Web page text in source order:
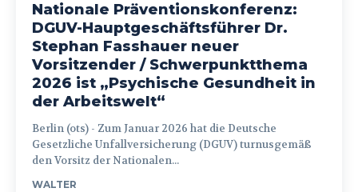
Nationale Präventionskonferenz:
DGUV-Hauptgeschäftsführer Dr.
Stephan Fasshauer neuer
Vorsitzender / Schwerpunktthema
2026 ist „Psychische Gesundheit in
der Arbeitswelt“
Berlin (ots) - Zum Januar 2026 hat die Deutsche
Gesetzliche Unfallversicherung (DGUV) turnusgemäß
den Vorsitz der Nationalen...
WALTER